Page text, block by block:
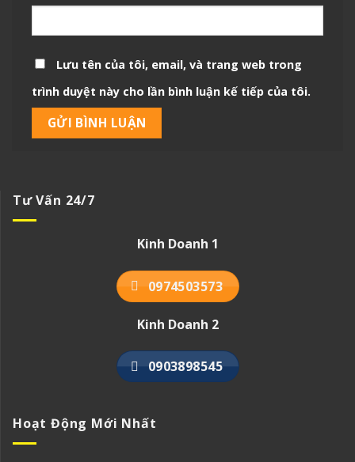
Lưu tên của tôi, email, và trang web trong
trình duyệt này cho lần bình luận kế tiếp của tôi.
Tư Vấn 24/7
Kinh Doanh 1
0974503573
Kinh Doanh 2
0903898545
Hoạt Động Mới Nhất